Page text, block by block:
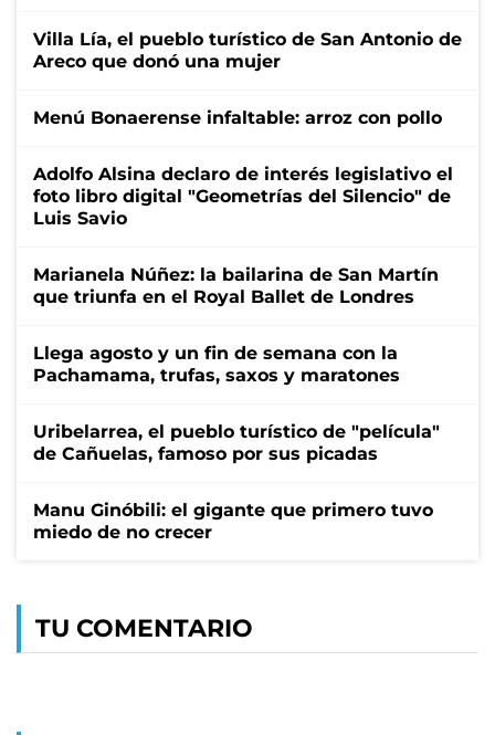
Villa Lía, el pueblo turístico de San Antonio de
Areco que donó una mujer
Menú Bonaerense infaltable: arroz con pollo
Adolfo Alsina declaro de interés legislativo el
foto libro digital "Geometrías del Silencio" de
Luis Savio
Marianela Núñez: la bailarina de San Martín
que triunfa en el Royal Ballet de Londres
Llega agosto y un fin de semana con la
Pachamama, trufas, saxos y maratones
Uribelarrea, el pueblo turístico de "película"
de Cañuelas, famoso por sus picadas
Manu Ginóbili: el gigante que primero tuvo
miedo de no crecer
TU COMENTARIO